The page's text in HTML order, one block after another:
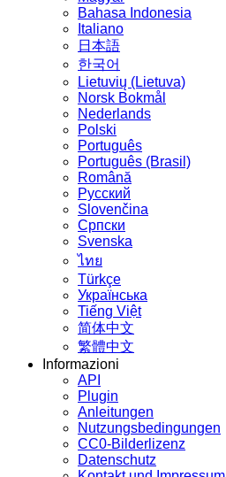
Bahasa Indonesia
Italiano
日本語
한국어
Lietuvių (Lietuva)
‪Norsk Bokmål‬
Nederlands
Polski
Português
Português (Brasil)
Română
Русский
Slovenčina
Српски
Svenska
ไทย
Türkçe
Українська
Tiếng Việt
简体中文
繁體中文
Informazioni
API
Plugin
Anleitungen
Nutzungsbedingungen
CC0-Bilderlizenz
Datenschutz